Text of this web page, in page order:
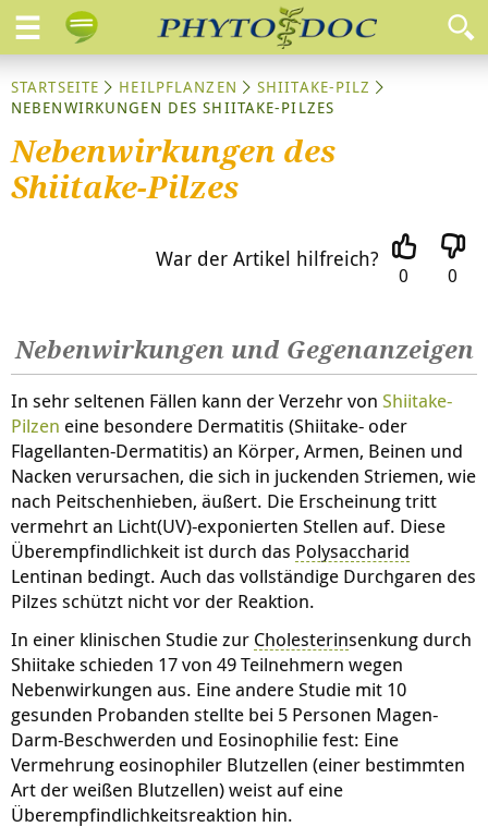
STARTSEITE HEILPFLANZEN
SHIITAKE-PILZ
NEBENWIRKUNGEN DES SHIITAKE-PILZES
Nebenwirkungen des
Shiitake-Pilzes
War der Artikel hilfreich?
0 0
Nebenwirkungen und Gegenanzeigen
In sehr seltenen Fällen kann der Verzehr von Shiitake-
Pilzen eine besondere Dermatitis (Shiitake- oder
Flagellanten-Dermatitis) an Körper, Armen, Beinen und
Nacken verursachen, die sich in juckenden Striemen, wie
nach Peitschenhieben, äußert. Die Erscheinung tritt
vermehrt an Licht(UV)-exponierten Stellen auf. Diese
Überempfindlichkeit ist durch das Polysaccharid
Lentinan bedingt. Auch das vollständige Durchgaren des
Pilzes schützt nicht vor der Reaktion.
In einer klinischen Studie zur Cholesterinsenkung durch
Shiitake schieden 17 von 49 Teilnehmern wegen
Nebenwirkungen aus. Eine andere Studie mit 10
gesunden Probanden stellte bei 5 Personen Magen-
Darm-Beschwerden und Eosinophilie fest: Eine
Vermehrung eosinophiler Blutzellen (einer bestimmten
Art der weißen Blutzellen) weist auf eine
Überempfindlichkeitsreaktion hin.